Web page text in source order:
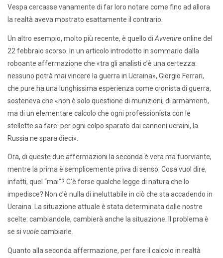
Vespa cercasse vanamente di far loro notare come fino ad allora
la realtà aveva mostrato esattamente il contrario.
Un altro esempio, molto più recente, è quello di Avvenireonline del
22 febbraio scorso. In un articolo introdotto in sommario dalla
roboante affermazione che «tra gli analisti c’è una certezza:
nessuno potrà mai vincere la guerra in Ucraina», Giorgio Ferrari,
che pure ha una lunghissima esperienza come cronista di guerra,
sosteneva che «non è solo questione di munizioni, di armamenti,
ma di un elementare calcolo che ogni professionista con le
stellette sa fare: per ogni colpo sparato dai cannoni ucraini, la
Russia ne spara dieci».
Ora, di queste due affermazioni la seconda è vera ma fuorviante,
mentre la prima è semplicemente priva di senso. Cosa vuol dire,
infatti, quel “mai”? C’è forse qualche legge di natura che lo
impedisce? Non c’è nulla di ineluttabile in ciò che sta accadendo in
Ucraina. La situazione attuale è stata determinata dalle nostre
scelte: cambiandole, cambierà anche la situazione. Il problema è
se si vuolecambiarle.
Quanto alla seconda affermazione, per fare il calcolo in realtà